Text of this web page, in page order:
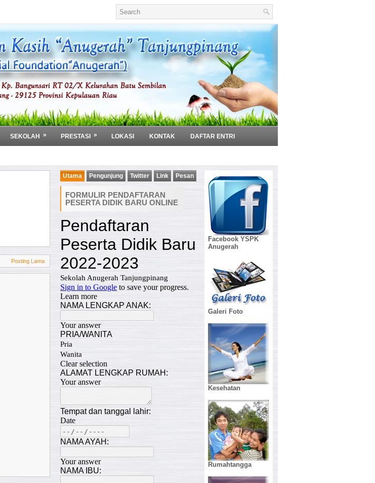
SEKOLAH » PRESTASI » LOKASI KONTAK DAFTAR ENTRI
Posting Lama
Utama Pengunjung Twitter Link Pesan
FORMULIR PENDAFTARAN
PESERTA DIDIK BARU ONLINE
Facebook YSPK
Anugerah
Galeri Foto
Kesehatan
Rumahtangga